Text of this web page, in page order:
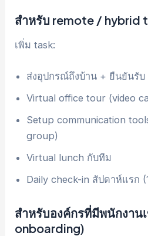
สำหรับ remote / hybrid
เพิ่ม task:
ส่งอุปกรณ์ถึงบ้าน + ยืนยันรับ
Virtual office tour (video
Setup communication
group)
Virtual lunch กับทีม
Daily check-in สัปดาห์แรก
สำหรับองค์กรที่มีพนักงาน
onboarding)